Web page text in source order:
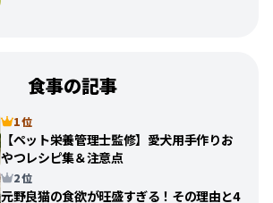
食事の記事
1 位
【ペット栄養管理士監修】愛犬用手作りお
やつレシピ集＆注意点
2 位
元野良猫の食欲が旺盛すぎる！その理由と4